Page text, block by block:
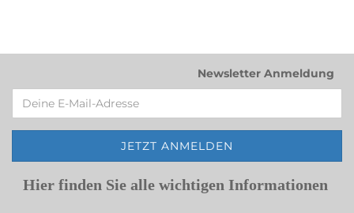
Newsletter Anmeldung
Hier finden Sie alle wichtigen Informationen